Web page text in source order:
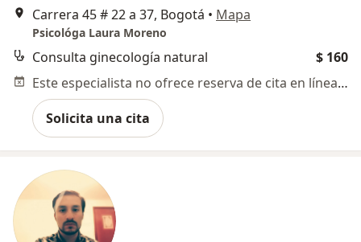
Carrera 45 # 22 a 37, Bogotá • Mapa
Psicológa Laura Moreno
Consulta ginecología natural
$ 160
Este especialista no ofrece reserva de cita en línea en esta dirección.
Solicita una cita